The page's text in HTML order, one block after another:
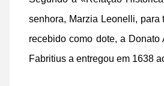
senhora, Marzia Leonelli,
recebido como dote, a
Fabritius a entregou em 1638